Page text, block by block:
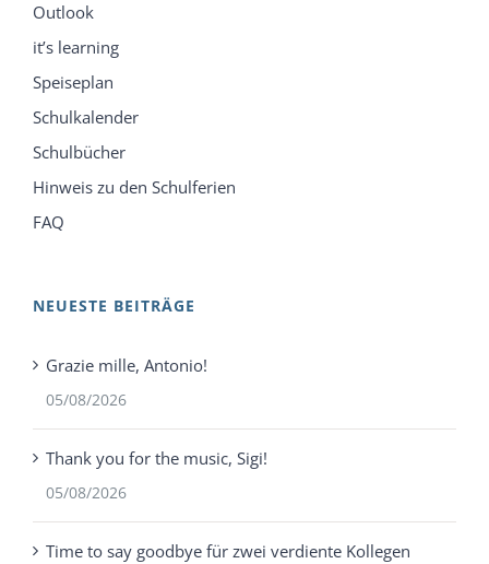
Outlook
it’s learning
Speiseplan
Schulkalender
Schulbücher
Hinweis zu den Schulferien
FAQ
NEUESTE BEITRÄGE
Grazie mille, Antonio!
05/08/2026
Thank you for the music, Sigi!
05/08/2026
Time to say goodbye für zwei verdiente Kollegen